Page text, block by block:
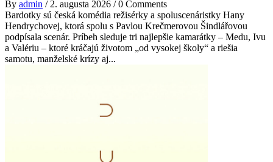
By admin /2. augusta 2026 /0 Comments
Bardotky sú česká komédia režisérky a spoluscenáristky Hany
Hendrychovej, ktorá spolu s Pavlou Krečmerovou Šindlářovou
podpísala scenár. Príbeh sleduje tri najlepšie kamarátky – Medu, Ivu
a Valériu – ktoré kráčajú životom „od vysokej školy“ a riešia
samotu, manželské krízy aj...